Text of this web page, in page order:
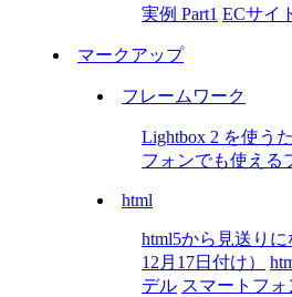
実例 Part1 ECサイ
マークアップ
フレームワーク
Lightbox 2 を使う
フォンでも使える
html
html5から見送り
12月17日付け）
デル スマートフ